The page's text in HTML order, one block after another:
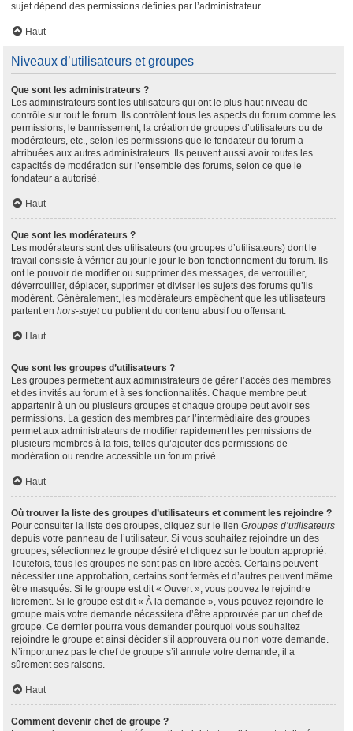
sujet dépend des permissions définies par l’administrateur.
Haut
Niveaux d’utilisateurs et groupes
Que sont les administrateurs ?
Les administrateurs sont les utilisateurs qui ont le plus haut niveau de
contrôle sur tout le forum. Ils contrôlent tous les aspects du forum comme les
permissions, le bannissement, la création de groupes d’utilisateurs ou de
modérateurs, etc., selon les permissions que le fondateur du forum a
attribuées aux autres administrateurs. Ils peuvent aussi avoir toutes les
capacités de modération sur l’ensemble des forums, selon ce que le
fondateur a autorisé.
Haut
Que sont les modérateurs ?
Les modérateurs sont des utilisateurs (ou groupes d’utilisateurs) dont le
travail consiste à vérifier au jour le jour le bon fonctionnement du forum. Ils
ont le pouvoir de modifier ou supprimer des messages, de verrouiller,
déverrouiller, déplacer, supprimer et diviser les sujets des forums qu’ils
modèrent. Généralement, les modérateurs empêchent que les utilisateurs
partent en hors-sujetou publient du contenu abusif ou offensant.
Haut
Que sont les groupes d’utilisateurs ?
Les groupes permettent aux administrateurs de gérer l’accès des membres
et des invités au forum et à ses fonctionnalités. Chaque membre peut
appartenir à un ou plusieurs groupes et chaque groupe peut avoir ses
permissions. La gestion des membres par l’intermédiaire des groupes
permet aux administrateurs de modifier rapidement les permissions de
plusieurs membres à la fois, telles qu’ajouter des permissions de
modération ou rendre accessible un forum privé.
Haut
Où trouver la liste des groupes d’utilisateurs et comment les rejoindre ?
Pour consulter la liste des groupes, cliquez sur le lien Groupes d’utilisateurs
depuis votre panneau de l’utilisateur. Si vous souhaitez rejoindre un des
groupes, sélectionnez le groupe désiré et cliquez sur le bouton approprié.
Toutefois, tous les groupes ne sont pas en libre accès. Certains peuvent
nécessiter une approbation, certains sont fermés et d’autres peuvent même
être masqués. Si le groupe est dit « Ouvert », vous pouvez le rejoindre
librement. Si le groupe est dit « À la demande », vous pouvez rejoindre le
groupe mais votre demande nécessitera d’être approuvée par un chef de
groupe. Ce dernier pourra vous demander pourquoi vous souhaitez
rejoindre le groupe et ainsi décider s’il approuvera ou non votre demande.
N’importunez pas le chef de groupe s’il annule votre demande, il a
sûrement ses raisons.
Haut
Comment devenir chef de groupe ?